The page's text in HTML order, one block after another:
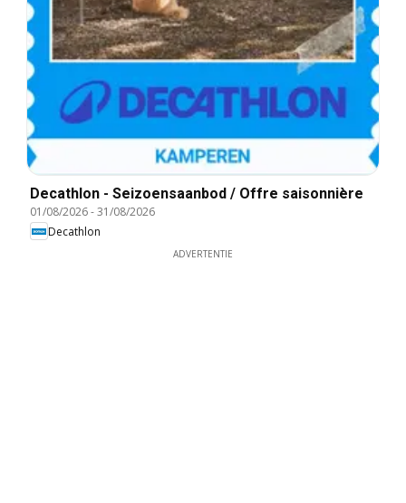
Decathlon - Seizoensaanbod / Offre saisonnière
01/08/2026-31/08/2026
Decathlon
ADVERTENTIE